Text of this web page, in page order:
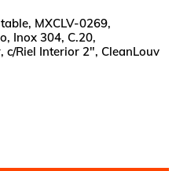
MXCLV-0269,
Inox 304, C.20,
Riel Interior 2", CleanLouv